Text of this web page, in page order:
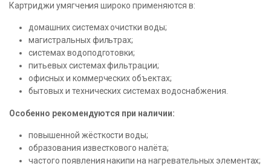
Картриджи умягчения широко применяются в:
домашних системах очистки воды;
магистральных фильтрах;
системах водоподготовки;
питьевых системах фильтрации;
офисных и коммерческих объектах;
бытовых и технических системах водоснабжения.
Особенно рекомендуются при наличии:
повышенной жёсткости воды;
образования известкового налёта;
частого появления накипи на нагревательных элементах;